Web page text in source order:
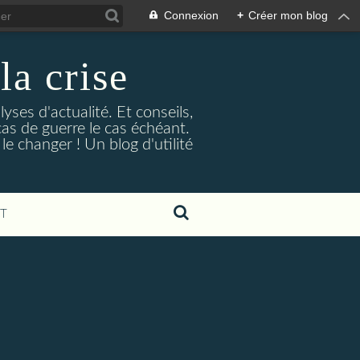
Connexion + Créer mon blog
crise
d'actualité. Et conseils,
de guerre le cas échéant.
changer ! Un blog d'utilité